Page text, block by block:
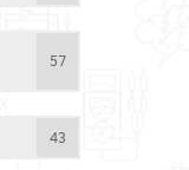
57
43